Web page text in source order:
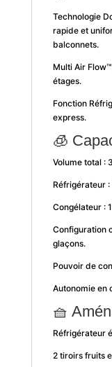
Technologie
rapide et
balconnets.
Multi Air
étages.
Fonction
express.
🧊
Volume total :
Réfrigérateur :
Congélateur :
Configuration
glaçons.
Pouvoir de
Autonomie en
🧺
Réfrigérateur
2 tiroirs fruits